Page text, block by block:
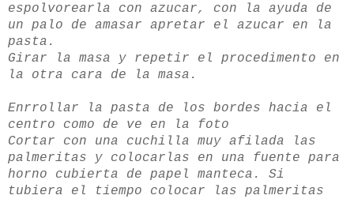
espolvorearla con azucar, con la ayuda de
un palo de amasar apretar el azucar en la
pasta.
Girar la masa y repetir el procedimento en
la otra cara de la masa.
Enrrollar la pasta de los bordes hacia el
centro como de ve en la foto
Cortar con una cuchilla muy afilada las
palmeritas y colocarlas en una fuente para
horno cubierta de papel manteca. Si
tubiera el tiempo colocar las palmeritas